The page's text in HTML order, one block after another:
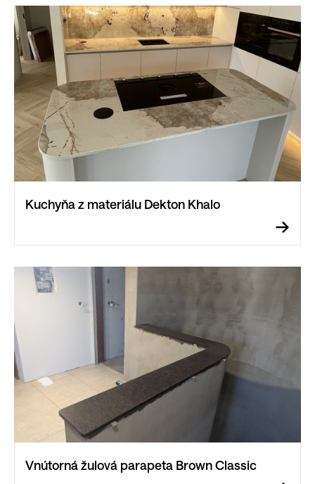
Kuchyňa z materiálu Dekton Khalo
Vnútorná žulová parapeta Brown Classic